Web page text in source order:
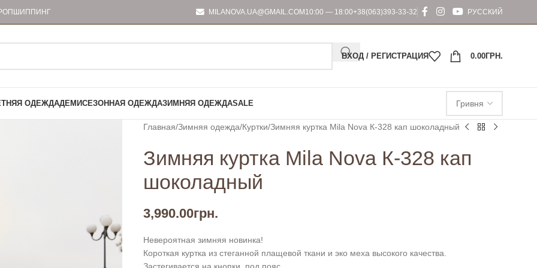
MILANOVA.UA@GMAIL.COM 10:00 — 18:00+38(063)393-33-32 РУССКИЙ
ВХОД / РЕГИСТРАЦИЯ 0.00ГРН.
ОДЕЖДАДЕМИСЕЗОННАЯ ОДЕЖДАЗИМНЯЯ ОДЕЖДАSALE
Главная Зимняя одежда Куртки Зимняя куртка Mila Nova К-328 кап шоколадный
Зимняя куртка Mila Nova К-328 кап
шоколадный
3,990.00грн.
Невероятная зимняя новинка!
Короткая куртка из стеганной плащевой ткани и эко меха высокого качества.